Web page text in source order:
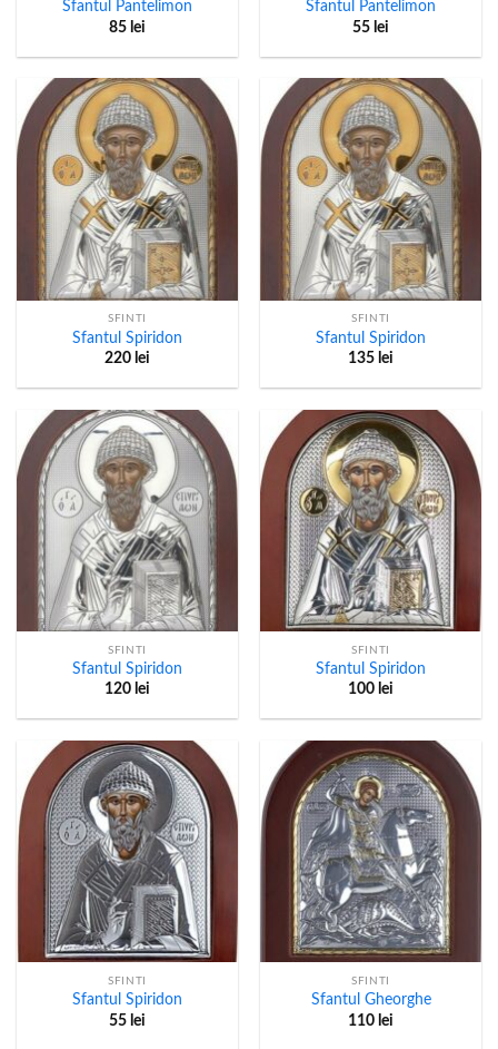
Sfantul Pantelimon
85 lei
Sfantul Pantelimon
55 lei
SFINTI
Sfantul Spiridon
220 lei
SFINTI
Sfantul Spiridon
135 lei
SFINTI
Sfantul Spiridon
120 lei
SFINTI
Sfantul Spiridon
100 lei
SFINTI
Sfantul Spiridon
55 lei
SFINTI
Sfantul Gheorghe
110 lei